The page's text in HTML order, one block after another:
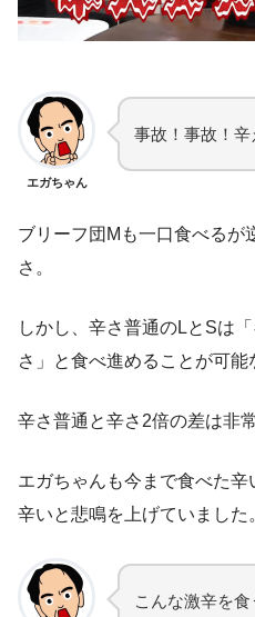
エガちゃん
事故！事故！辛
ブリーフ団Mも一口食べるが
さ。
しかし、辛さ普通のLとSは
さ」と食べ進めることが可能
辛さ普通と辛さ2倍の差は非
エガちゃんも今まで食べた
辛いと悲鳴を上げていました
こんな激辛を